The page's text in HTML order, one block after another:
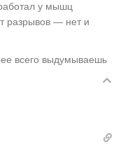
у мышц
разрывов — нет и
всего выдумываешь